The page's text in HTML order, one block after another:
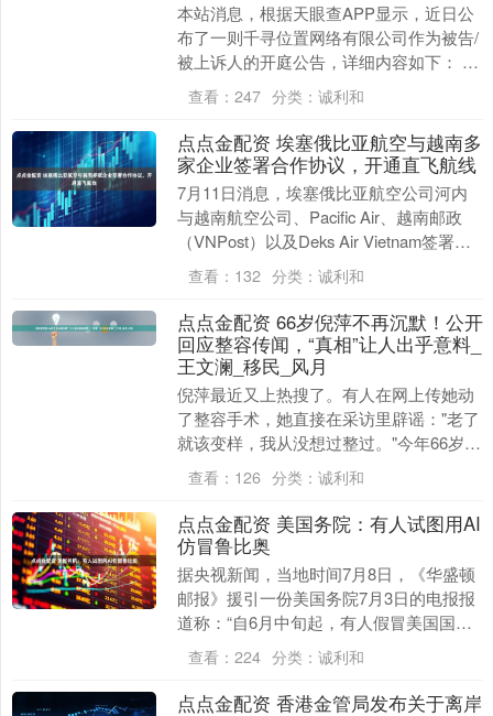
本站消息，根据天眼查APP显示，近日公
布了一则千寻位置网络有限公司作为被告/
被上诉人的开庭公告，详细内容如下： 案
号：（2025）沪0110民初10414号审理....
查看： 247 分类： 诚利和
点点金配资 埃塞俄比亚航空与越南多
家企业签署合作协议，开通直飞航线
7月11日消息，埃塞俄比亚航空公司河内
与越南航空公司、Pacific Air、越南邮政
（VNPost）以及Deks Air Vietnam签署合
作备忘录。埃塞俄....
查看： 132 分类： 诚利和
点点金配资 66岁倪萍不再沉默！公开
回应整容传闻，“真相”让人出乎意料_
王文澜_移民_风月
倪萍最近又上热搜了。有人在网上传她动
了整容手术，她直接在采访里辟谣："老了
就该变样，我从没想过整过。"今年66岁的
她，在娱乐圈打滚几十年，从主持人到演
员啥奖都拿....
查看： 126 分类： 诚利和
点点金配资 美国务院：有人试图用AI
仿冒鲁比奥
据央视新闻，当地时间7月8日，《华盛顿
邮报》援引一份美国务院7月3日的电报报
道称：“自6月中旬起，有人假冒美国国务
卿鲁比奥，利用人工智能（AI）生成鲁比
奥的声音....
查看： 224 分类： 诚利和
点点金配资 香港金管局发布关于离岸